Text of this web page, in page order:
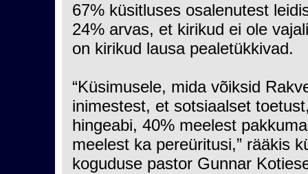
67% küsitluses osalenutest
24% arvas, et kirikud ei ole
on kirikud lausa pealetükkivad.
“Küsimusele, mida võiksid
inimestest, et sotsiaalset
hingeabi, 40% meelest
meelest ka pereüritusi,” rääkis
koguduse pastor Gunnar